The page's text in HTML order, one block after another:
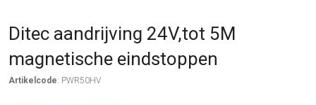
Ditec aandrijving 24V,tot 5M
magnetische eindstoppen
Artikelcode: PWR50HV